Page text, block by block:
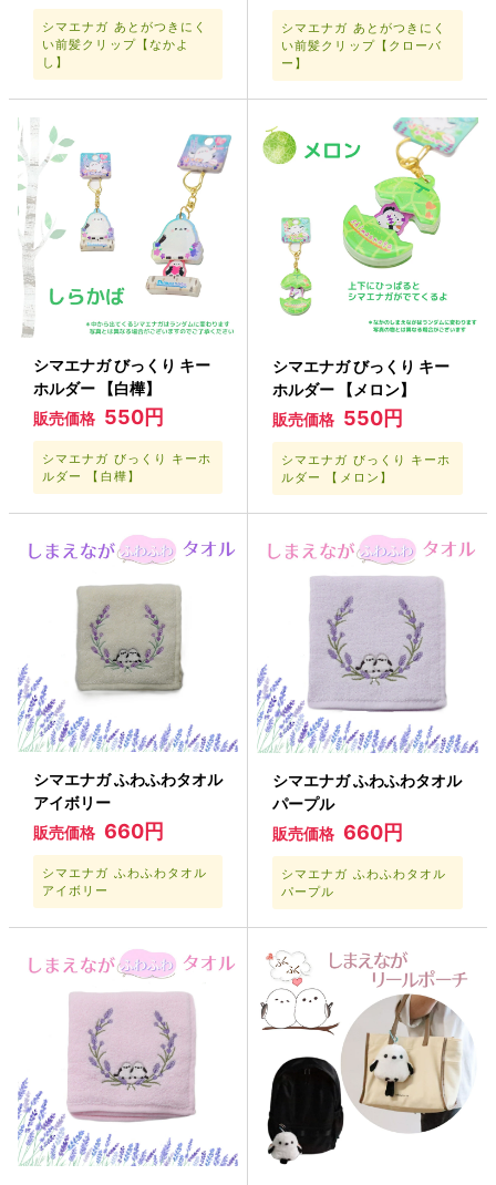
シマエナガ あとがつきにく
い前髪クリップ【なかよ
し】
シマエナガ あとがつきにく
い前髪クリップ【クローバ
ー】
シマエナガ びっくり キー
ホルダー 【白樺】
販売価格 550円
シマエナガ びっくり キーホ
ルダー 【白樺】
シマエナガ びっくり キー
ホルダー 【メロン】
販売価格 550円
シマエナガ びっくり キーホ
ルダー 【メロン】
シマエナガ ふわふわタオル
アイボリー
販売価格 660円
シマエナガ ふわふわタオル
アイボリー
シマエナガ ふわふわタオル
パープル
販売価格 660円
シマエナガ ふわふわタオル
パープル